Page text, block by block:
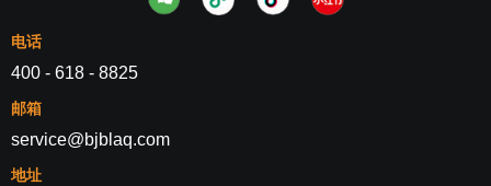
电话
400 - 618 - 8825
邮箱
service@bjblaq.com
地址